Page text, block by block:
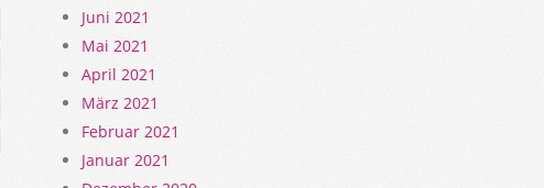
Juni 2021
Mai 2021
April 2021
März 2021
Februar 2021
Januar 2021